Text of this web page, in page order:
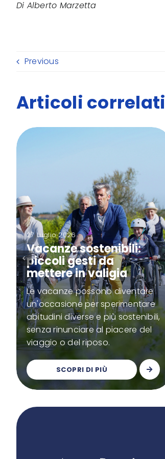
Di Alberto Marzetta
Previous
Articoli correlati
27 Luglio 2026
Vacanze sostenibili:
piccoli gesti da
mettere in valigia
Le vacanze possono diventare
un'occasione per sperimentare
abitudini diverse e più sostenibili,
senza rinunciare al piacere del
viaggio o del riposo.
SCOPRI DI PIÙ